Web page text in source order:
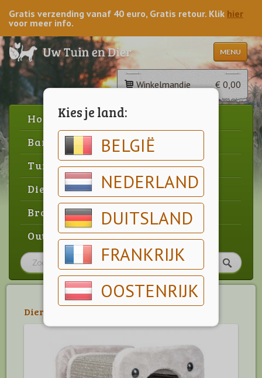
Kies je land:
BELGIË
NEDERLAND
DUITSLAND
FRANKRIJK
OOSTENRIJK
Gratis verzending vanaf 40 euro, Gratis retour. Klik hier
voor meer info.
MENU
Winkelmandje € 0,00
Home
Barbecue
Tuin
Dier
Brood & gebak
Outlet
Dier